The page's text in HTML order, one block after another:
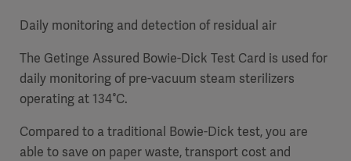
Daily monitoring and detection of residual air
The Getinge Assured Bowie-Dick Test Card is used for
daily monitoring of pre-vacuum steam sterilizers
operating at 134°C.
Compared to a traditional Bowie-Dick test, you are
able to save on paper waste, transport cost and